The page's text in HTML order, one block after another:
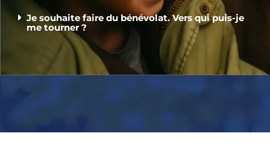
Je souhaite faire du bénévolat. Vers qui puis-je
me tourner ?